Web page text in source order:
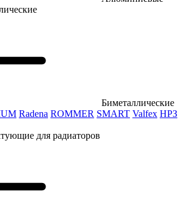
Биметаллические
Radena ROMMER SMART Valfex НРЗ
для радиаторов